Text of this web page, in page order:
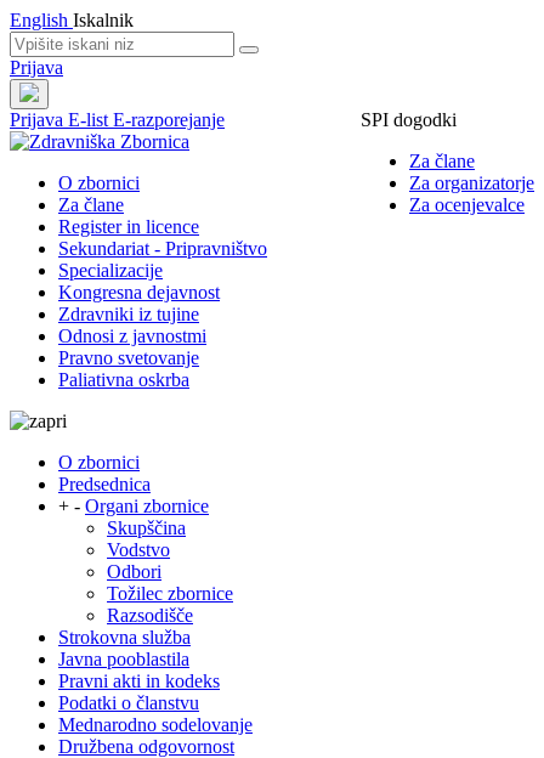
English Iskalnik
Prijava
Prijava
SPI dogodki
Za člane
Za organizatorje
Za ocenjevalce
E-list E-razporejanje
O zbornici
Za člane
Register in licence
Sekundariat - Pripravništvo
Specializacije
Kongresna dejavnost
Zdravniki iz tujine
Odnosi z javnostmi
Pravno svetovanje
Paliativna oskrba
O zbornici
Predsednica
+ - Organi zbornice
Skupščina
Vodstvo
Odbori
Tožilec zbornice
Razsodišče
Strokovna služba
Javna pooblastila
Pravni akti in kodeks
Podatki o članstvu
Mednarodno sodelovanje
Družbena odgovornost